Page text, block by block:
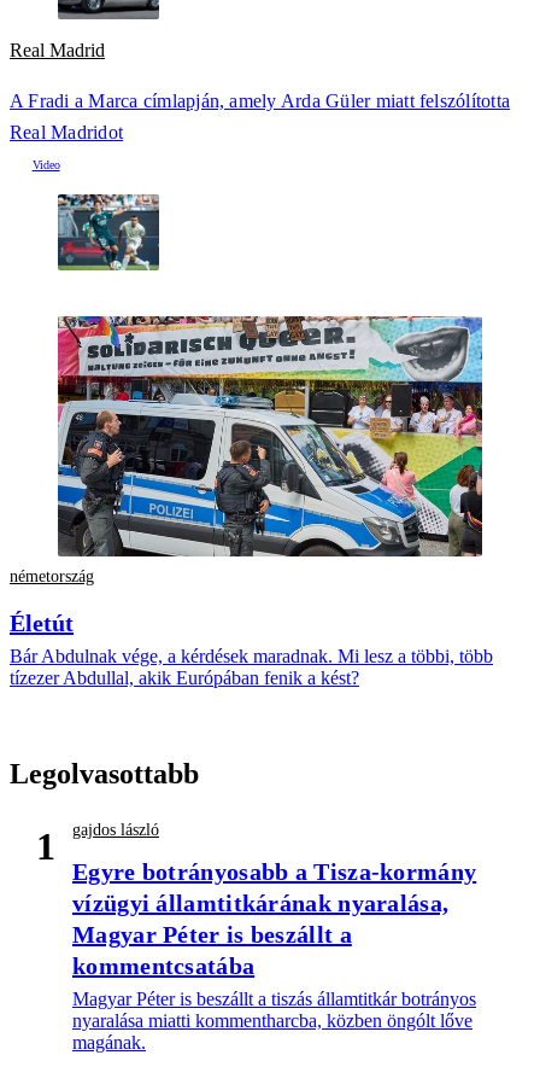
Real Madrid
A Fradi a Marca címlapján, amely Arda Güler miatt felszólította
Real Madridot
németország
Életút
Bár Abdulnak vége, a kérdések maradnak. Mi lesz a többi, több
tízezer Abdullal, akik Európában fenik a kést?
Legolvasottabb
1 gajdos lászló
Egyre botrányosabb a Tisza-kormány
vízügyi államtitkárának nyaralása,
Magyar Péter is beszállt a
kommentcsatába
Magyar Péter is beszállt a tiszás államtitkár botrányos
nyaralása miatti kommentharcba, közben öngólt lőve
magának.